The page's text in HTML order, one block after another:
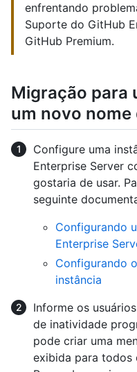
enfrentando
Suporte do GitHub
GitHub Premium.
Migração para
um novo nome
Configure uma
Enterprise Server
gostaria de usar.
seguinte
Configurando
Enterprise
Configurando
instância
Informe os
de inatividade
pode criar uma
exibida para todos